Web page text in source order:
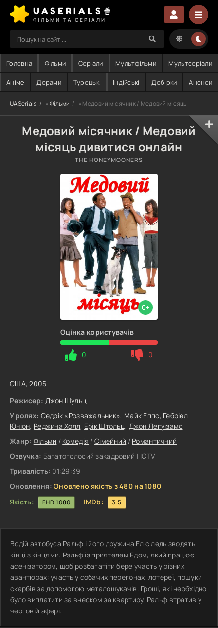
UASERIALS🍿
ФІЛЬМИ ТА СЕРІАЛИ
Головна Фільми Серіали Мультфільми Мультсеріали
Аніме Дорами Турецькі Індійські Добірки Анонси
UASerials » Фільми » Медовий місячник / Медовий місяць
Медовий місячник / Медовий
місяць дивитися онлайн
THE HONEYMOONERS
0+
Оцінка користувачів
0 0
США,2005
Режисер: Джон Шульц
У ролях: Седрік «Розважальник», Майк Еппс, Гебріел
Юніон, Реджина Холл, Ерік Штольц, Джон Легуізамо
Жанр: Фільми / Комедія /Сімейний / Романтичний
Озвучка: Багатоголосий закадровий | ICTV
Тривалість: 01:29:39
Оновлення: Оновлено якість з 480 на 1080
Якість:
FHD 1080 IMDb: 3.5
Водій автобуса Ральф і його дружина Еліс ледь зводять
кінці з кінцями. Ральф із приятелем Едом, який працює
асенізатором, щоб розбагатіти бере участь у різних
авантюрах: участь у собачих перегонах, лотереї, пошуки
скарбів за допомогою металошукачів. Гроші, які необхідно
було виплатити за внеском за квартиру, Ральф втратив у
черговій афері.